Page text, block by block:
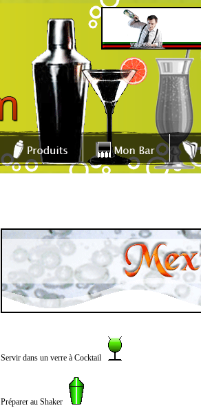
Servir dans un verre à Cocktail
Préparer au Shaker